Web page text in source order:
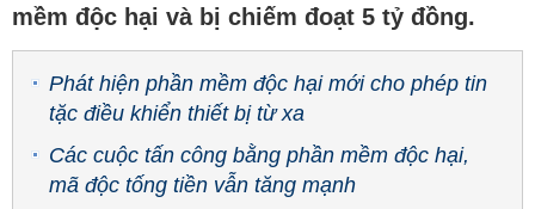
mềm độc hại và bị chiếm đoạt 5 tỷ đồng.
Phát hiện phần mềm độc hại mới cho phép tin
tặc điều khiển thiết bị từ xa
Các cuộc tấn công bằng phần mềm độc hại,
mã độc tống tiền vẫn tăng mạnh